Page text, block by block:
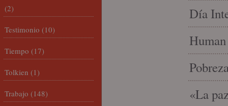
Día
«La
(2)
Testimonio (10)
Tiempo (17)
Tolkien (1)
Trabajo (148)